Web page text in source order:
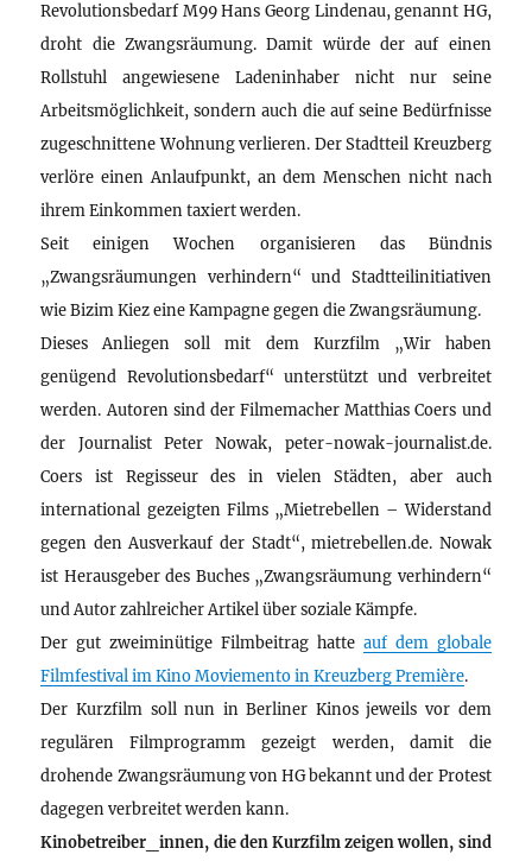
Revolutionsbedarf M99 Hans Georg Lindenau, genannt HG,
droht die Zwangsräumung. Damit würde der auf einen
Rollstuhl angewiesene Ladeninhaber nicht nur seine
Arbeitsmöglichkeit, sondern auch die auf seine Bedürfnisse
zugeschnittene Wohnung verlieren. Der Stadtteil Kreuzberg
verlöre einen Anlaufpunkt, an dem Menschen nicht nach
ihrem Einkommen taxiert werden.
Seit einigen Wochen organisieren das Bündnis
„Zwangsräumungen verhindern“ und Stadtteilinitiativen
wie Bizim Kiez eine Kampagne gegen die Zwangsräumung.
Dieses Anliegen soll mit dem Kurzfilm „Wir haben
genügend Revolutionsbedarf“ unterstützt und verbreitet
werden. Autoren sind der Filmemacher Matthias Coers und
der Journalist Peter Nowak, peter-nowak-journalist.de.
Coers ist Regisseur des in vielen Städten, aber auch
international gezeigten Films „Mietrebellen – Widerstand
gegen den Ausverkauf der Stadt“, mietrebellen.de. Nowak
ist Herausgeber des Buches „Zwangsräumung verhindern“
und Autor zahlreicher Artikel über soziale Kämpfe.
Der gut zweiminütige Filmbeitrag hatte auf dem globale
Filmfestival im Kino Moviemento in Kreuzberg Première.
Der Kurzfilm soll nun in Berliner Kinos jeweils vor dem
regulären Filmprogramm gezeigt werden, damit die
drohende Zwangsräumung von HG bekannt und der Protest
dagegen verbreitet werden kann.
Kinobetreiber_innen, die den Kurzfilm zeigen wollen, sind